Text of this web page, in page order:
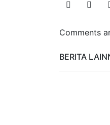
Comments
BERITA